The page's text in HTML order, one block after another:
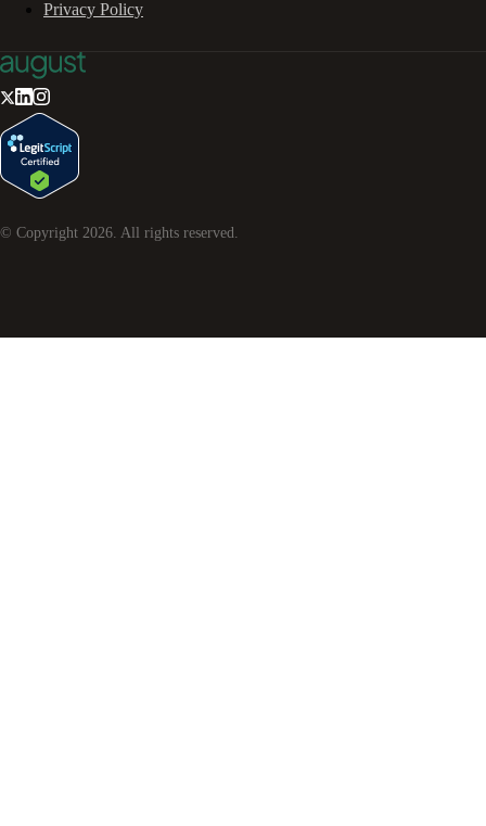
Privacy Policy
© Copyright 2026 . All rights reserved.